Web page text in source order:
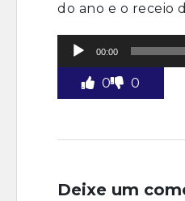
do ano e o receio
Tocador
áudio
00:00
0 0
Deixe um